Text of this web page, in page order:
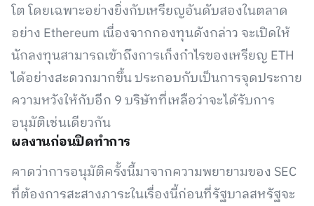
โต โดยเฉพาะอย่างยิ่งกับเหรียญอันดับสองในตลาด
อย่าง Ethereum เนื่องจากกองทุนดังกล่าว จะเปิดให้
นักลงทุนสามารถเข้าถึงการเก็งกำไรของเหรียญ ETH
ได้อย่างสะดวกมากขึ้น ประกอบกับเป็นการจุดประกาย
ความหวังให้กับอีก 9 บริษัทที่เหลือว่าจะได้รับการ
อนุมัติเช่นเดียวกัน
ผลงานก่อนปิดทำการ
คาดว่าการอนุมัติครั้งนี้มาจากความพยายามของ SEC
ที่ต้องการสะสางภาระในเรื่องนี้ก่อนที่รัฐบาลสหรัฐจะ